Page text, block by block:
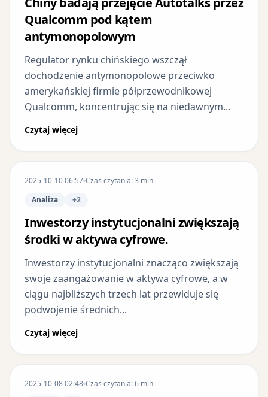
Qualcomm pod kątem
antymonopolowym
Regulator rynku chińskiego wszczął
dochodzenie antymonopolowe przeciwko
amerykańskiej firmie półprzewodnikowej
Qualcomm, koncentrując się na niedawnym...
Czytaj więcej
2025-10-10 06:57 Czas czytania: 3 min
Analiza
+2
Inwestorzy instytucjonalni zwiększają
środki w aktywa cyfrowe.
Inwestorzy instytucjonalni znacząco zwiększają
swoje zaangażowanie w aktywa cyfrowe, a w
ciągu najbliższych trzech lat przewiduje się
podwojenie średnich...
Czytaj więcej
2025-10-08 02:48 Czas czytania: 6 min